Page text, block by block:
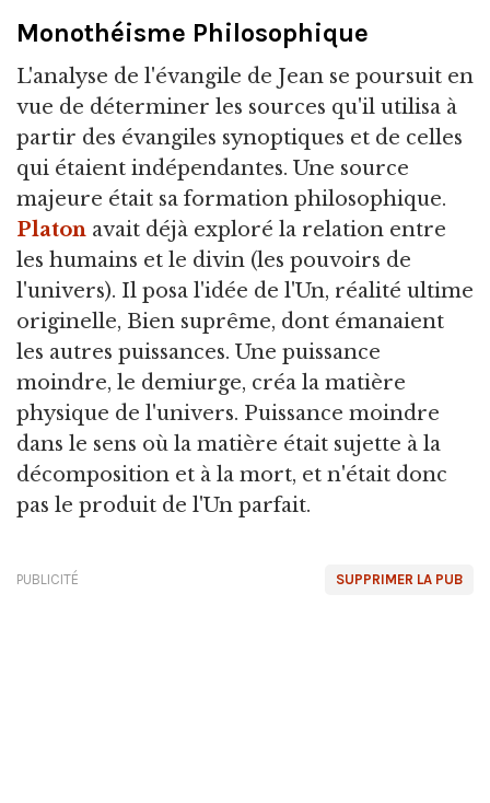
Monothéisme Philosophique
L'analyse de l'évangile de Jean se poursuit en
vue de déterminer les sources qu'il utilisa à
partir des évangiles synoptiques et de celles
qui étaient indépendantes. Une source
majeure était sa formation philosophique.
Platon avait déjà exploré la relation entre
les humains et le divin (les pouvoirs de
l'univers). Il posa l'idée de l'Un, réalité ultime
originelle, Bien suprême, dont émanaient
les autres puissances. Une puissance
moindre, le demiurge, créa la matière
physique de l'univers. Puissance moindre
dans le sens où la matière était sujette à la
décomposition et à la mort, et n'était donc
pas le produit de l'Un parfait.
SUPPRIMER LA PUB
PUBLICITÉ